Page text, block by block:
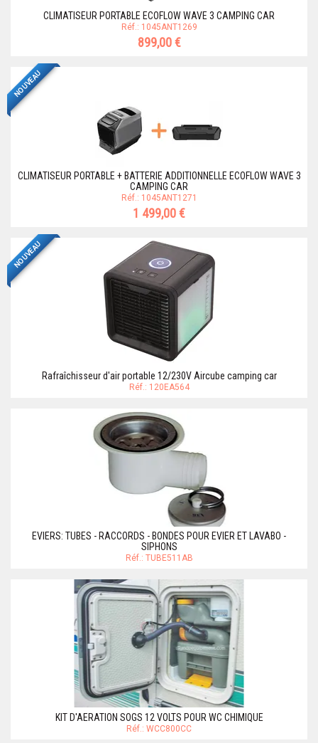
CLIMATISEUR PORTABLE ECOFLOW WAVE 3 CAMPING CAR
Réf.: 1045ANT1269
899,00 €
NOUVEAU
CLIMATISEUR PORTABLE + BATTERIE ADDITIONNELLE ECOFLOW WAVE 3
CAMPING CAR
Réf.: 1045ANT1271
1 499,00 €
NOUVEAU
Rafraîchisseur d'air portable 12/230V Aircube camping car
Réf.: 120EA564
EVIERS: TUBES - RACCORDS - BONDES POUR EVIER ET LAVABO -
SIPHONS
Réf.: TUBE511AB
KIT D'AERATION SOGS 12 VOLTS POUR WC CHIMIQUE
Réf.: WCC800CC